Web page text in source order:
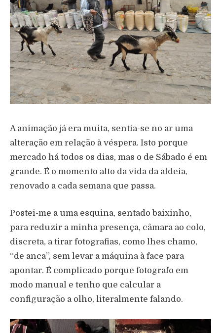
A animação já era muita, sentia-se no ar uma
alteração em relação à véspera. Isto porque
mercado há todos os dias, mas o de Sábado é em
grande. É o momento alto da vida da aldeia,
renovado a cada semana que passa.
Postei-me a uma esquina, sentado baixinho,
para reduzir a minha presença, câmara ao colo,
discreta, a tirar fotografias, como lhes chamo,
“de anca”, sem levar a máquina à face para
apontar. É complicado porque fotografo em
modo manual e tenho que calcular a
configuração a olho, literalmente falando.